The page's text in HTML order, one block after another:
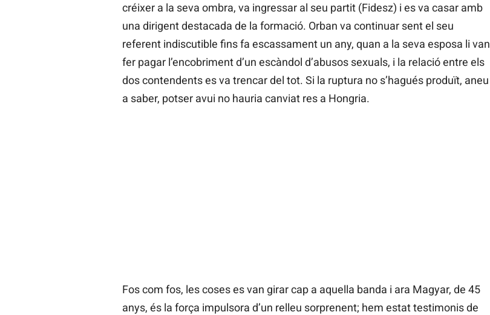
créixer a la seva ombra, va ingressar al seu partit (Fidesz) i es va casar amb
una dirigent destacada de la formació. Orban va continuar sent el seu
referent indiscutible fins fa escassament un any, quan a la seva esposa li van
fer pagar l’encobriment d’un escàndol d’abusos sexuals, i la relació entre els
dos contendents es va trencar del tot. Si la ruptura no s’hagués produït, aneu
a saber, potser avui no hauria canviat res a Hongria.
Fos com fos, les coses es van girar cap a aquella banda i ara Magyar, de 45
anys, és la força impulsora d’un relleu sorprenent; hem estat testimonis de